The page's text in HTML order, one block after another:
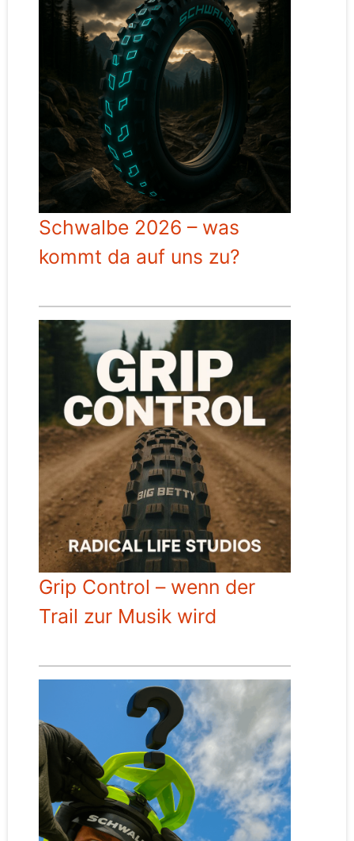
Schwalbe 2026 – was
kommt da auf uns zu?
Grip Control – wenn der
Trail zur Musik wird